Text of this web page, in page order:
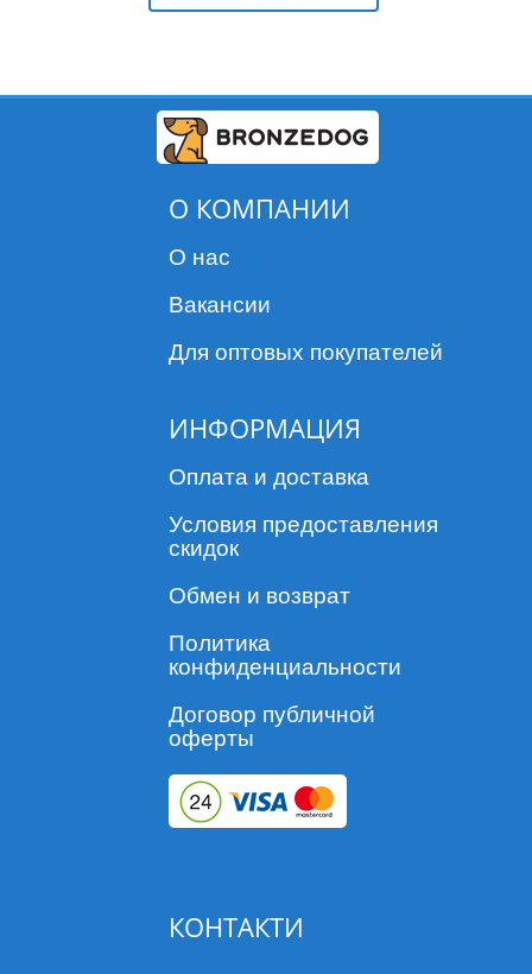
О КОМПАНИИ
О нас
Вакансии
Для оптовых покупателей
ИНФОРМАЦИЯ
Оплата и доставка
Условия предоставления
скидок
Обмен и возврат
Политика
конфиденциальности
Договор публичной
оферты
КОНТАКТИ